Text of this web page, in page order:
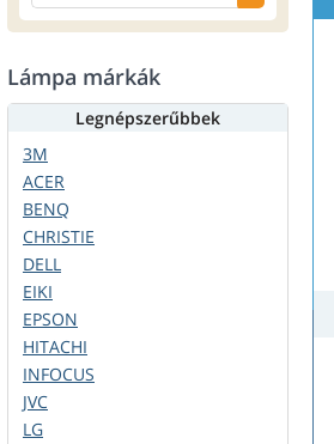
Lámpa márkák
Legnépszerűbbek
3M
ACER
BENQ
CHRISTIE
DELL
EIKI
EPSON
HITACHI
INFOCUS
JVC
LG